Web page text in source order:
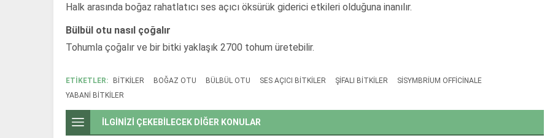
Halk arasında boğaz rahatlatıcı ses açıcı öksürük giderici etkileri olduğuna inanılır.
Bülbül otu nasıl çoğalır
Tohumla çoğalır ve bir bitki yaklaşık 2700 tohum üretebilir.
ETİKETLER: BITKILER BOĞAZ OTU BÜLBÜL OTU SES AÇICI BITKILER ŞIFALI BITKILER
SISYMBRIUM OFFICINALE
YABANI BITKILER
İLGİNİZİ ÇEKEBİLECEK DİĞER KONULAR